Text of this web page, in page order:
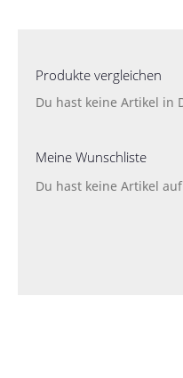
Produkte vergleichen
Du hast keine Artikel in
Meine Wunschliste
Du hast keine Artikel